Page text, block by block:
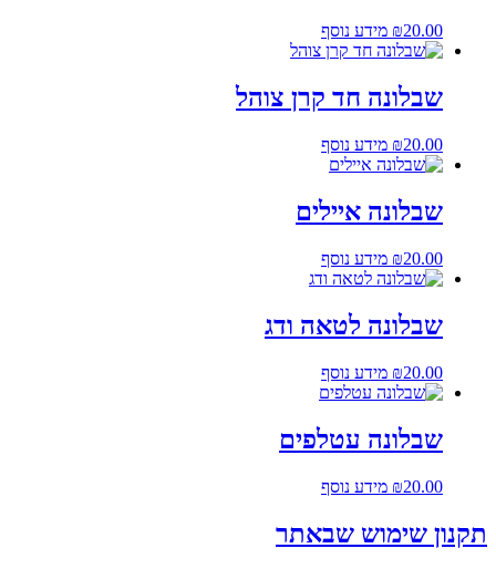
₪20.00 מידע נוסף
שבלונה חד קרן צוהל
₪20.00 מידע נוסף
שבלונה איילים
₪20.00 מידע נוסף
שבלונה לטאה ודג
₪20.00 מידע נוסף
שבלונה עטלפים
₪20.00 מידע נוסף
תקנון שימוש שבאתר